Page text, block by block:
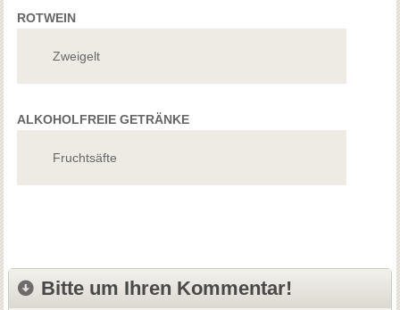
ROTWEIN
Zweigelt
ALKOHOLFREIE GETRÄNKE
Fruchtsäfte
Bitte um Ihren Kommentar!